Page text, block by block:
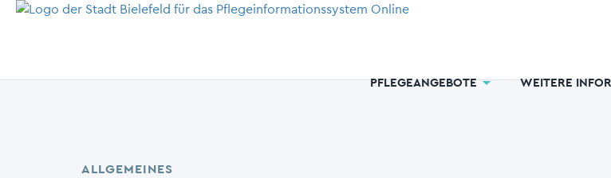
PFLEGEANGEBOTEarrow_drop_down WEITERE
ALLGEMEINES